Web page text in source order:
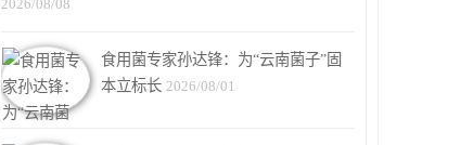
2026/08/08
食用菌专家孙达锋：为“云南菌子”固
本立标长 2026/08/01